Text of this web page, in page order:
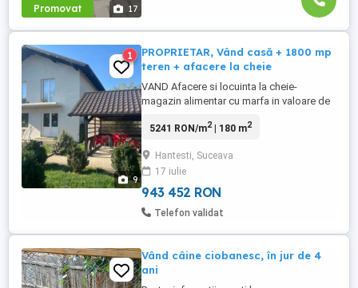
Promovat 17
9
1
PROPRIETAR, Vând casă + 1800 mp
teren + afacere la cheie
VAND Afacere si locuinta la cheie-
magazin alimentar cu marfa in valoare de
Suceava Casa mobilata si utilata +
teren 1.800 mp Ideala pentru locuire +
afacere proprie sau inchiriere Totul se
vinde la cheie locuinta complet mobilata ...
5241 RON/m2| 180 m2
Hantesti, Suceava
17 iulie
943 452 RON
Telefon validat
Vând câine ciobanesc, în jur de 4
ani